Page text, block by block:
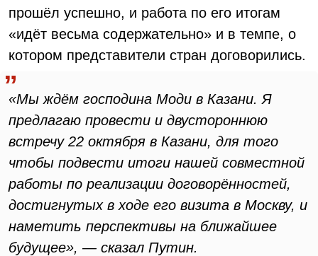
прошёл успешно, и работа по его итогам
«идёт весьма содержательно» и в темпе, о
котором представители стран договорились.
«Мы ждём господина Моди в Казани. Я
предлагаю провести и двустороннюю
встречу 22 октября в Казани, для того
чтобы подвести итоги нашей совместной
работы по реализации договорённостей,
достигнутых в ходе его визита в Москву, и
наметить перспективы на ближайшее
будущее», — сказал Путин.